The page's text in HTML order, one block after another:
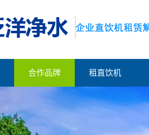
合作品牌 租直饮机